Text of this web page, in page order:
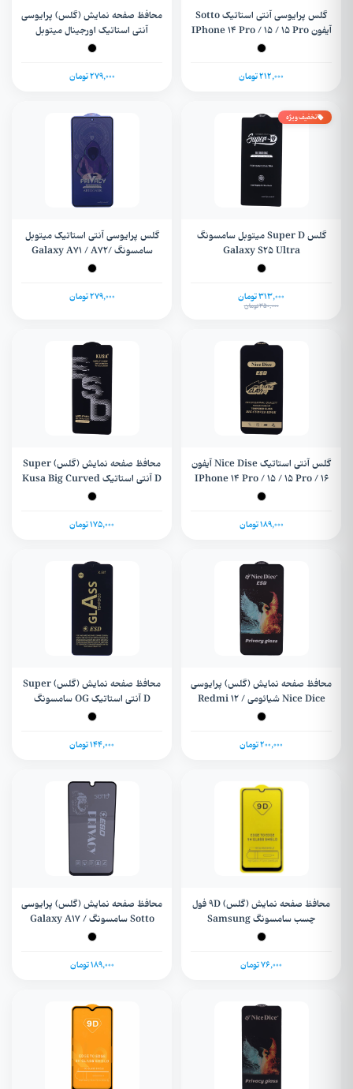
گلس پرایوسی آنتی استاتیک Sotto
آیفون IPhone 14 Pro / 15 / 15 Pro
/ 16
212,000 تومان
محافظ صفحه نمایش (گلس) پرایوسی
آنتی استاتیک اورجینال میتوبل
279,000 تومان
تخفیف ویژه
گلس Super D میتوبل سامسونگ
Galaxy S25 Ultra
313,000 تومان
350,000 تومان
گلس پرایوسی آنتی استاتیک میتوبل
سامسونگ Galaxy A71 / A72/
A73/ A81/ A91/ Poco X3/ X3
Note 10 Pro / 10 Pro Max / 11 Pro
279,000 تومان
گلس آنتی استاتیک Nice Dise آیفون
IPhone 14 Pro / 15 / 15 Pro / 16
189,000 تومان
محافظ صفحه نمایش (گلس) Super
D آنتی استاتیک Kusa Big Curved
175,000 تومان
محافظ صفحه نمایش (گلس) پرایوسی
Nice Dice شیائومی Redmi 12 /
Redmi 13 / Note 12R / Note 13R
200,000 تومان
محافظ صفحه نمایش (گلس) Super
D آنتی استاتیک OG سامسونگ
Samsung A05 / A05s / A06 /
Poco C65 / Poco M6
144,000 تومان
محافظ صفحه نمایش (گلس) 9D فول
چسب سامسونگ Samsung
Galaxy A01 / M01 / A40
76,000 تومان
محافظ صفحه نمایش (گلس) پرایوسی
Sotto سامسونگ Galaxy A17 /
A16 / A26
189,000 تومان